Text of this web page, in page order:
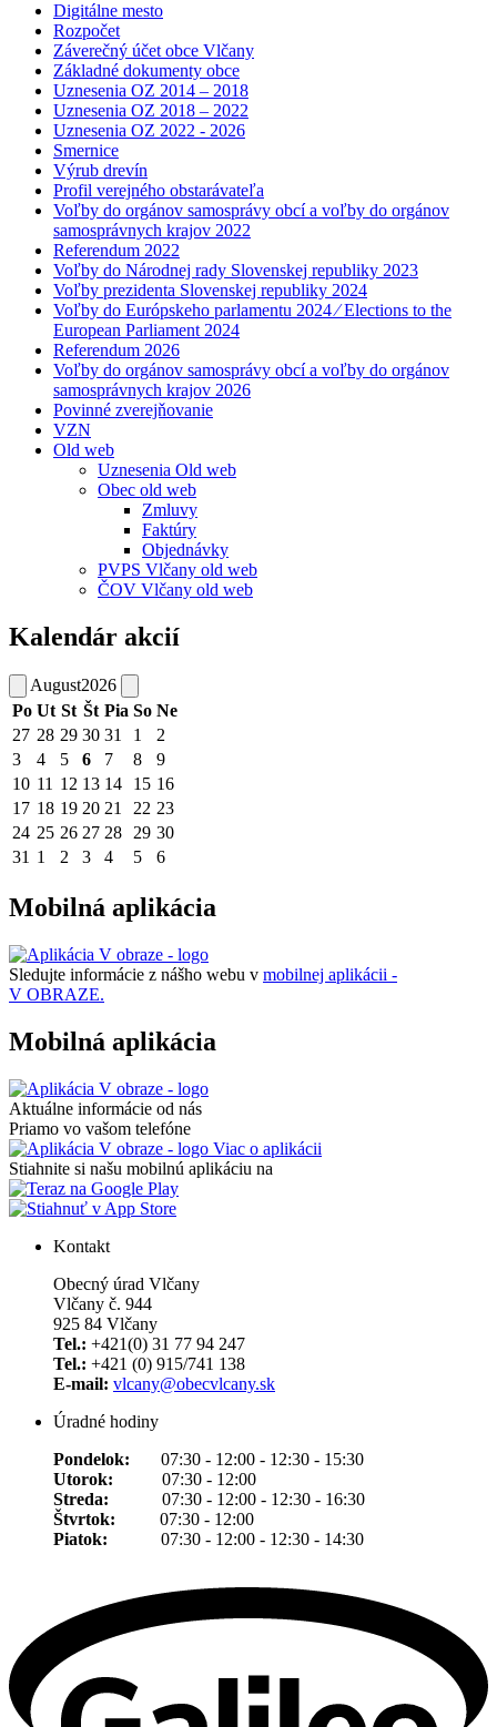
Digitálne mesto
Rozpočet
Záverečný účet obce Vlčany
Základné dokumenty obce
Uznesenia OZ 2014 – 2018
Uznesenia OZ 2018 – 2022
Uznesenia OZ 2022 - 2026
Smernice
Výrub drevín
Profil verejného obstarávateľa
Voľby do orgánov samosprávy obcí a voľby do orgánov
samosprávnych krajov 2022
Referendum 2022
Voľby do Národnej rady Slovenskej republiky 2023
Voľby prezidenta Slovenskej republiky 2024
Voľby do Európskeho parlamentu 2024 ⁄ Elections to the
European Parliament 2024
Referendum 2026
Voľby do orgánov samosprávy obcí a voľby do orgánov
samosprávnych krajov 2026
Povinné zverejňovanie
VZN
Old web
Uznesenia Old web
Obec old web
Zmluvy
Faktúry
Objednávky
PVPS Vlčany old web
ČOV Vlčany old web
Kalendár akcií
August2026
Po Ut St Št Pia So Ne
27 28 29 30 31 1
2
3
4 5 6 7 8
9
10 11 12 13 14 15 16
17 18 19 20 21 22 23
24 25 26 27 28 29 30
31 1 2 3 4 5 6
Mobilná aplikácia
Sledujte informácie z nášho webu v mobilnej aplikácii -
V OBRAZE.
Mobilná aplikácia
Aktuálne informácie od nás
Priamo vo vašom telefóne
Viac o aplikácii
Stiahnite si našu mobilnú aplikáciu na
Kontakt
Obecný úrad Vlčany
Vlčany č. 944
925 84 Vlčany
Tel.: +421(0) 31 77 94 247
Tel.: +421 (0) 915/741 138
E-mail: vlcany@obecvlcany.sk
Úradné hodiny
Pondelok: 07:30 - 12:00 - 12:30 - 15:30
Utorok: 07:30 - 12:00
Streda: 07:30 - 12:00 - 12:30 - 16:30
Štvrtok: 07:30 - 12:00
Piatok: 07:30 - 12:00 - 12:30 - 14:30